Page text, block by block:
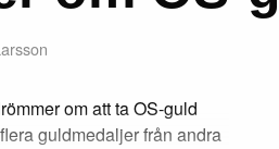
om att ta OS-guld
guldmedaljer från andra